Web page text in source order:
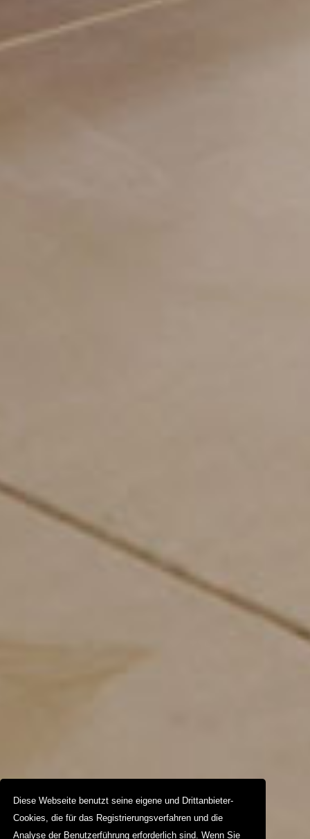
Diese Webseite benutzt seine eigene und Drittanbieter-
Cookies, die für das Registrierungsverfahren und die
Analyse der Benutzerführung erforderlich sind. Wenn Sie